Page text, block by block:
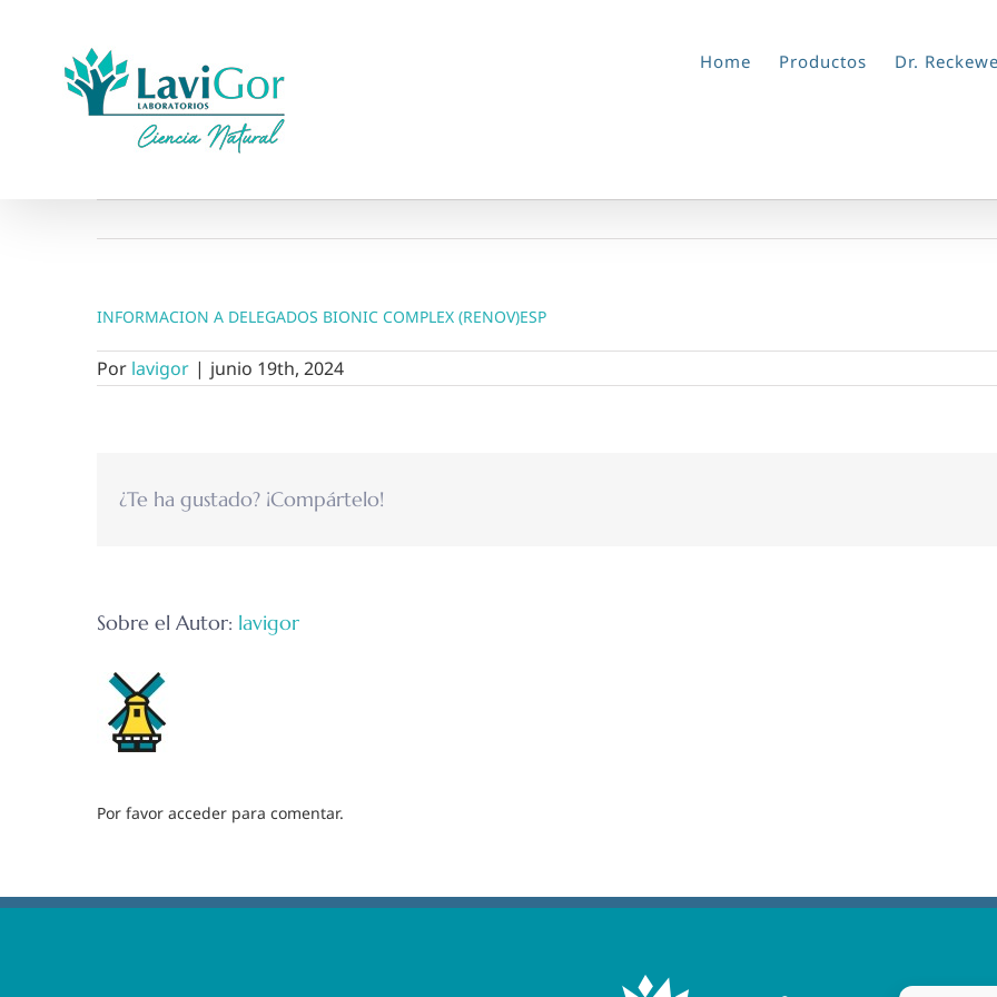
contenido
Home Productos Dr.
INFORMACION A DELEGADOS BIONIC COMPLEX (RENOV)ESP
Por lavigor | junio 19th, 2024
¿Te ha gustado? ¡Compártelo!
Sobre el Autor: lavigor
Por favor acceder para comentar.